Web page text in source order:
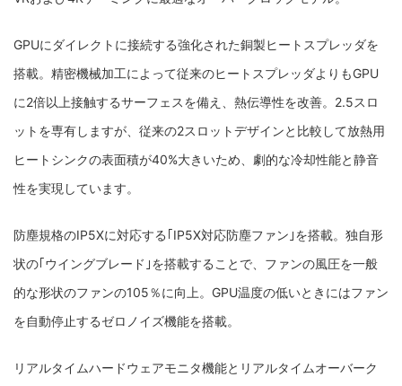
GPUにダイレクトに接続する強化された銅製ヒートスプレッダを
搭載。精密機械加工によって従来のヒートスプレッダよりもGPU
に2倍以上接触するサーフェスを備え、熱伝導性を改善。2.5スロ
ットを専有しますが、従来の2スロットデザインと比較して放熱用
ヒートシンクの表面積が40%大きいため、劇的な冷却性能と静音
性を実現しています。
防塵規格のIP5Xに対応する｢IP5X対応防塵ファン｣を搭載。独自形
状の｢ウイングブレード｣を搭載することで、ファンの風圧を一般
的な形状のファンの105％に向上。GPU温度の低いときにはファン
を自動停止するゼロノイズ機能を搭載。
リアルタイムハードウェアモニタ機能とリアルタイムオーバーク